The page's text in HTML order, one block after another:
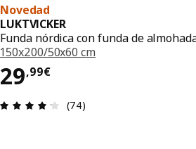
Novedad
LUKTVICKER
Funda nórdica con funda de
150x200/50x60 cm
29,99€
El precio 29,99€
Reseña: 4.2 de 5
(74)